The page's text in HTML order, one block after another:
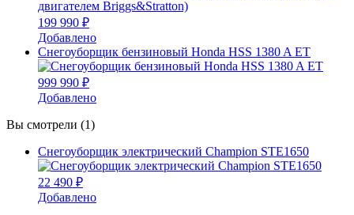
199 990 ₽
Добавлено
Снегоуборщик бензиновый Honda HSS 1380 A ET
999 990 ₽
Добавлено
Вы смотрели (1)
Снегоуборщик электрический Champion STE1650
22 490 ₽
Добавлено